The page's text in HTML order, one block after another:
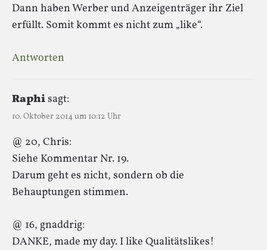
Dann haben Werber und Anzeigenträger ihr Ziel
erfüllt. Somit kommt es nicht zum „like“.
Antworten
Raphisagt:
10. Oktober 2014 um 10:12 Uhr
@ 20, Chris:
Siehe Kommentar Nr. 19.
Darum geht es nicht, sondern ob die
Behauptungen stimmen.
@ 16, gnaddrig:
DANKE, made my day. I like Qualitätslikes!